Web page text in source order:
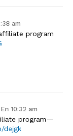
am
program
10:32 am
program—
dejgk